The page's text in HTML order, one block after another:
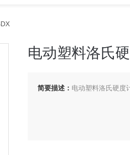
电动塑料洛氏
简要描述： 电动塑料洛氏硬度